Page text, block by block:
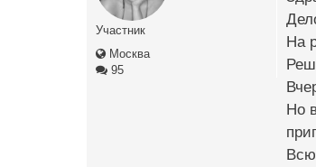
Участник
Москва
95
На
Но
Всю